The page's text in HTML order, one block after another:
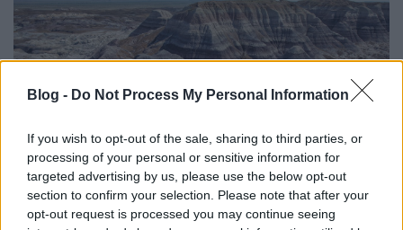
Blog - Do Not Process My Personal Information
If you wish to opt-out of the sale, sharing to third parties, or
processing of your personal or sensitive information for
targeted advertising by us, please use the below opt-out
section to confirm your selection. Please note that after your
opt-out request is processed you may continue seeing